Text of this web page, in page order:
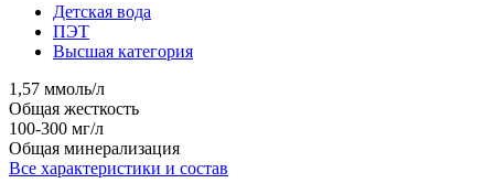
Детская вода
ПЭТ
Высшая категория
1,57 ммоль/л
Общая жесткость
100-300 мг/л
Общая минерализация
Все характеристики и состав